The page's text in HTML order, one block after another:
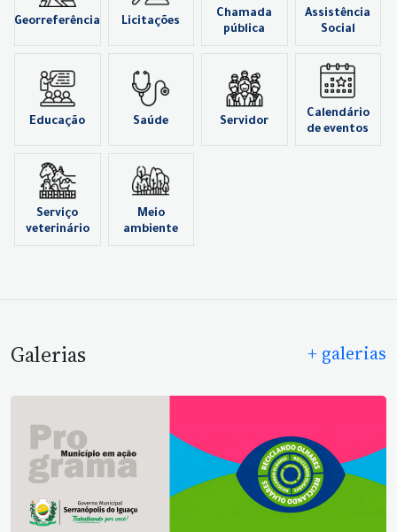
Georreferência Licitações
Chamada
pública
Assistência
Social
Educação Saúde Servidor
Calendário
de eventos
Serviço
veterinário
Meio
ambiente
Galerias + galerias